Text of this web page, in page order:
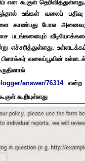
என கூகுள்
உங்கள் வலைப் பதிவு
காண்பது போல
படங்களையும்
எச்சரித்துள்ளது.
வலைப்பூவின்
answer/76314என்ற
கூறியுள்ளது